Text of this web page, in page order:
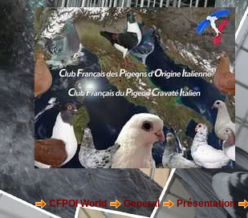
CFPOI World General Présentation